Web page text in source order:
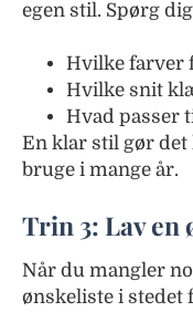
egen stil. Spørg
Hvilke farver
Hvilke snit
Hvad passer
En klar stil gør det
bruge i mange år.
Trin 3: Lav en
Når du mangler
ønskeliste i stedet